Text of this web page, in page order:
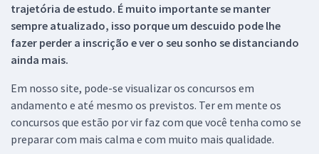
trajetória de estudo. É muito importante se manter
sempre atualizado, isso porque um descuido pode lhe
fazer perder a inscrição e ver o seu sonho se distanciando
ainda mais.
Em nosso site, pode-se visualizar os concursos em
andamento e até mesmo os previstos. Ter em mente os
concursos que estão por vir faz com que você tenha como se
preparar com mais calma e com muito mais qualidade.